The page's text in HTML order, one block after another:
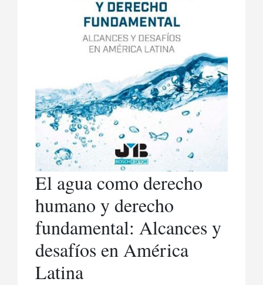
El agua como derecho
humano y derecho
fundamental: Alcances y
desafíos en América
Latina